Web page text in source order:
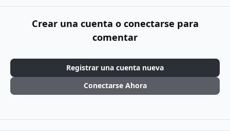
Crear una cuenta o conectarse para
comentar
Registrar una cuenta nueva
Conectarse Ahora